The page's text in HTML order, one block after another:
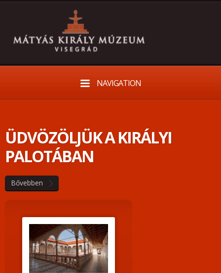
NAVIGATION
ÜDVÖZÖLJÜK A KIRÁLYI
PALOTÁBAN
Bővebben